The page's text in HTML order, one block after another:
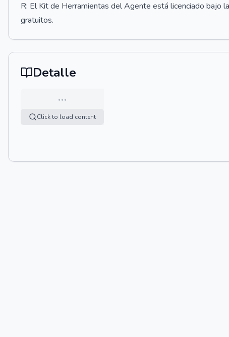
R: El Kit de Herramientas del Agente está licenciado bajo
gratuitos.
Detalle
…
Click to load content